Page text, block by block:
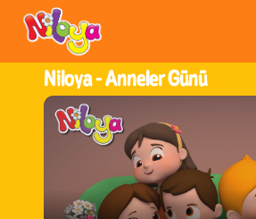
Niloya -Anneler Günü